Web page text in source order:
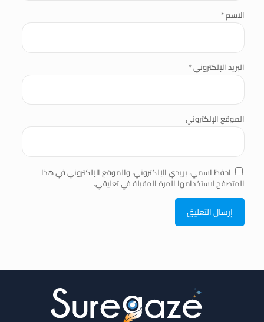
الاسم*
البريد الإلكتروني*
الموقع الإلكتروني
احفظ اسمي، بريدي الإلكتروني، والموقع الإلكتروني في هذا
المتصفح لاستخدامها المرة المقبلة في تعليقي.